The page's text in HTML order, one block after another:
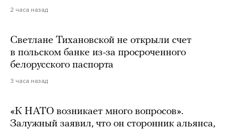
2 часа назад
Светлане Тихановской не открыли счет
в польском банке из-за просроченного
белорусского паспорта
3 часа назад
«К НАТО возникает много вопросов».
Залужный заявил, что он сторонник альянса,